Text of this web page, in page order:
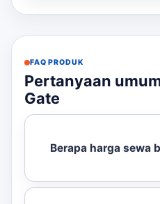
FAQ PRODUK
Pertanyaan
Gate
Berapa harga sewa